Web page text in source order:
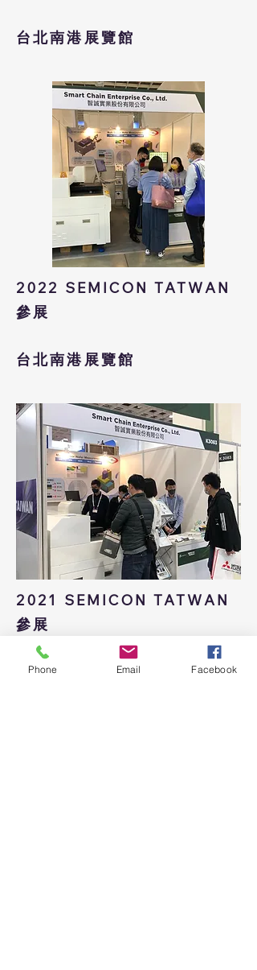
台北南港展覽館
2022 SEMICON TATWAN
參展
台北南港展覽館
2021
SEMICON TATWAN
參展
台北南港展覽館
Phone Email Facebook